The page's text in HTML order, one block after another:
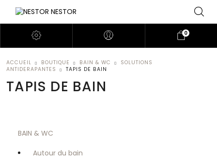
0
ACCUEIL BOUTIQUE BAIN & WC
SOLUTIONS
ANTIDERAPANTES
TAPIS DE BAIN
TAPIS DE BAIN
BAIN & WC
Autour du bain